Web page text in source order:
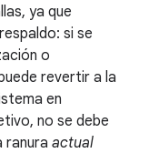
ya que
si se
o
revertir a la
en
no se debe
ranura actual